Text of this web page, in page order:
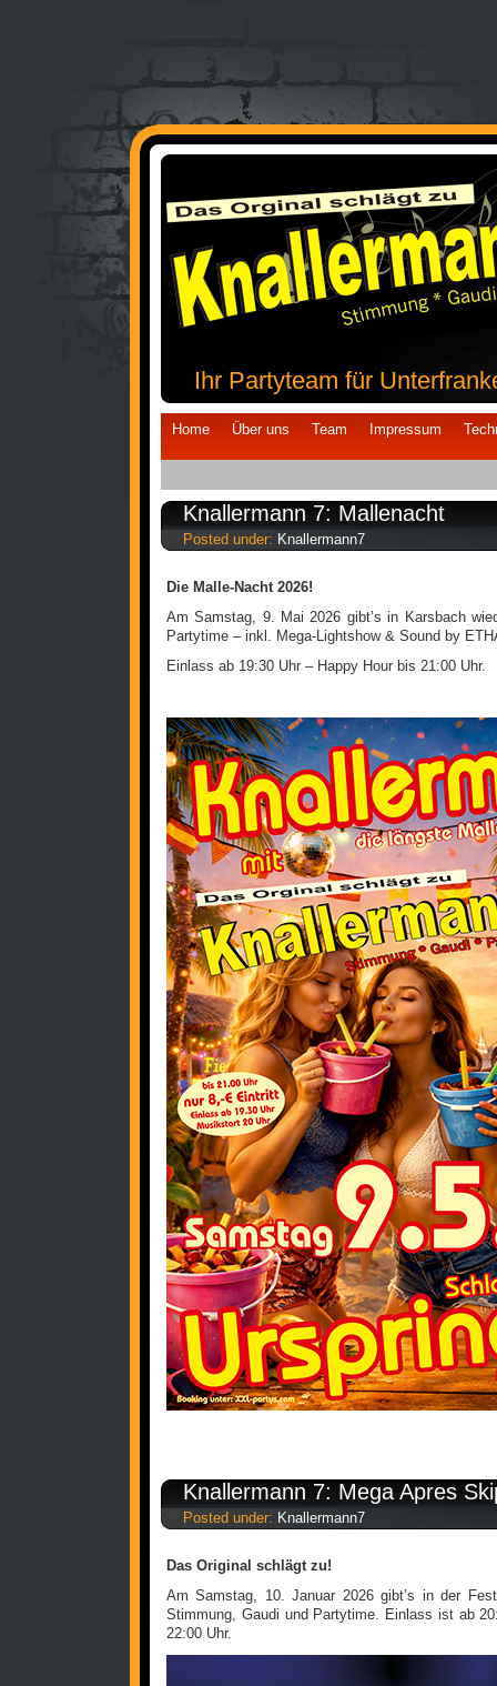
Ihr Partyteam für
Home Über uns Team Impressum
Knallermann 7: Mallenacht
Posted under: Knallermann7
Die Malle-Nacht 2026!
Am Samstag, 9. Mai 2026 gibt’s in Karsbach
Partytime – inkl. Mega-Lightshow & Sound by
Einlass ab 19:30 Uhr – Happy Hour bis 21:00 Uhr.
Knallermann 7: Mega Apres
Posted under: Knallermann7
Das Original schlägt zu!
Am Samstag, 10. Januar 2026 gibt’s in der
Stimmung, Gaudi und Partytime. Einlass ist ab
22:00 Uhr.